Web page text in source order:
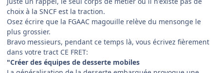
choix à la SNCF est la traction.
Osez écrire que la FGAAC magouille relève du mensonge le
plus grossier.
Bravo messieurs, pendant ce temps là, vous écrivez fièrement
dans votre tract CE FRET:
"Créer des équipes de desserte mobiles